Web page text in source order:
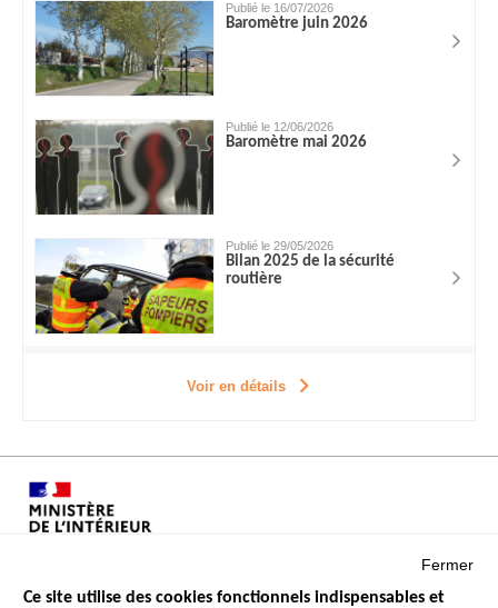
Publié le 16/07/2026
Baromètre juin 2026
Publié le 12/06/2026
Baromètre mai 2026
Publié le 29/05/2026
Bilan 2025 de la sécurité
routière
Voir en détails
Fermer
Ce site utilise des cookies fonctionnels indispensables et